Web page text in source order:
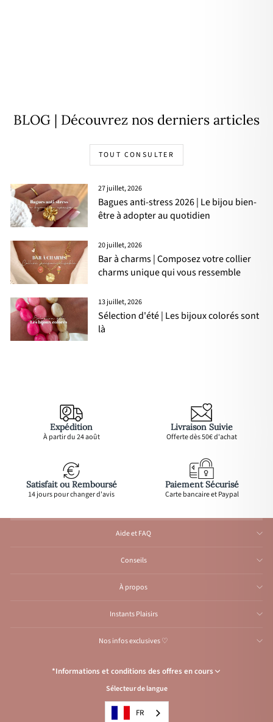
BLOG | Découvrez nos derniers articles
TOUT CONSULTER
27 juillet, 2026
Bagues anti-stress 2026 | Le bijou bien-
être à adopter au quotidien
20 juillet, 2026
Bar à charms | Composez votre collier
charms unique qui vous ressemble
13 juillet, 2026
Sélection d'été | Les bijoux colorés sont
là
Expédition
À partir du 24 août
Livraison Suivie
Offerte dès 50€ d'achat
Satisfait ou Remboursé
14 jours pour changer d'avis
Paiement Sécurisé
Carte bancaire et Paypal
Aide et FAQ
Conseils
À propos
Instants Plaisirs
Nos infos exclusives ♡
*Informations et conditions des offres en cours
Congés de l’Atelier du 1er au 23 août inclus: Aucune expédition et
traitement d'e-mail durant cette période, reprise
: Livraison offerte avec le code
Sélecteur de langue
FR